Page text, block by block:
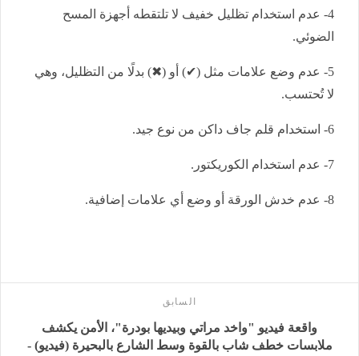
4- عدم استخدام تظليل خفيف لا تلتقطه أجهزة المسح
الضوئي.
5- عدم وضع علامات مثل (✔) أو (✖) بدلًا من التظليل، وهي
لا تُحتسب.
6- استخدام قلم جاف داكن من نوع جيد.
7- عدم استخدام الكوريكتور.
8- عدم خدش الورقة أو وضع أي علامات إضافية.
السابق
واقعة فيديو "واخد مراتي وبيديها بودرة"، الأمن يكشف
ملابسات خطف شاب بالقوة وسط الشارع بالبحيرة (فيديو) -